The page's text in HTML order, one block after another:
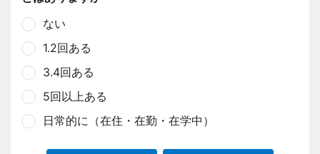
ない
1.2回ある
3.4回ある
5回以上ある
日常的に（在住・在勤・在学中）